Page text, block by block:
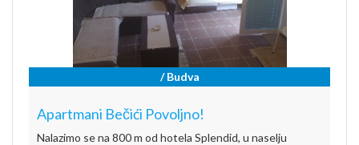
/ Budva
Apartmani Bečići Povoljno!
Nalazimo se na 800 m od hotela Splendid, u naselju